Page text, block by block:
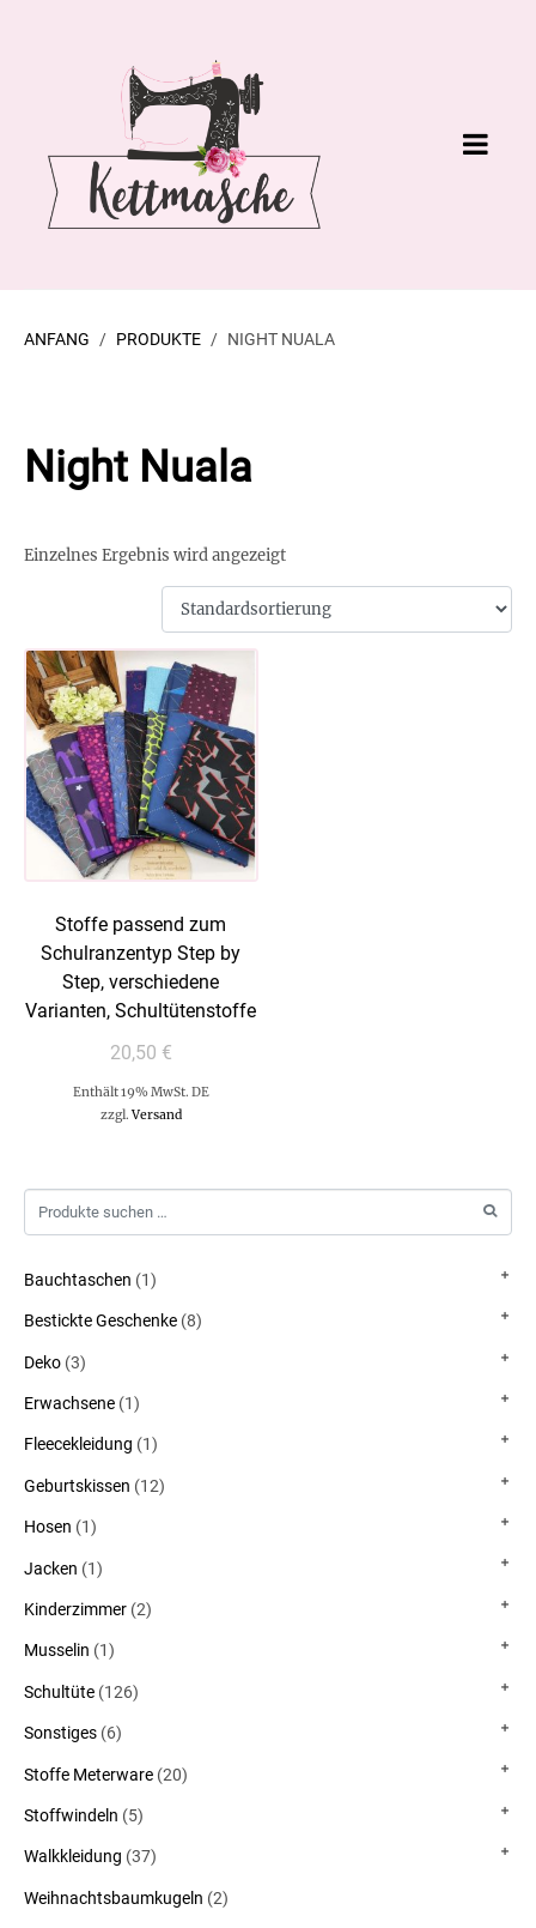
ANFANG PRODUKTE NIGHT NUALA
Night Nuala
Einzelnes Ergebnis wird angezeigt
Stoffe passend zum
Schulranzentyp Step by
Step, verschiedene
Varianten, Schultütenstoffe
20,50 €
Enthält 19% MwSt. DE
zzgl.Versand
Bauchtaschen (1)
Bestickte Geschenke (8)
Deko (3)
Erwachsene (1)
Fleecekleidung (1)
Geburtskissen (12)
Hosen (1)
Jacken (1)
Kinderzimmer (2)
Musselin (1)
Schultüte (126)
Sonstiges (6)
Stoffe Meterware (20)
Stoffwindeln (5)
Walkkleidung (37)
Weihnachtsbaumkugeln (2)